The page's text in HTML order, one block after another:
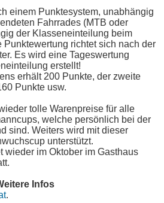
einem Punktesystem, unabhängig
Fahrrades (MTB oder
der Klasseneinteilung beim
richtet sich nach der
Es wird eine Tageswertung
erstellt!
erhält 200 Punkte, der zweite
Punkte usw.
tolle Warenpreise für alle
welche persönlich bei der
sind. Weiters wird mit dieser
unterstützt.
wieder im Oktober im Gasthaus
Infos
.